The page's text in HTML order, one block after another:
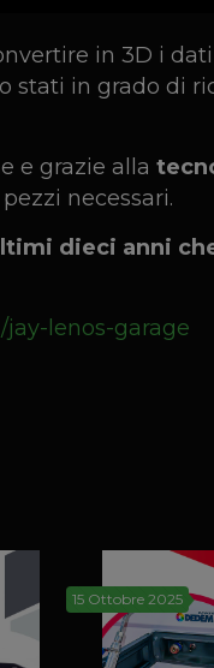
in 3D i
stati in grado di
e grazie alla
necessari.
dieci anni
lenos-garage
15 Ottobre 2025